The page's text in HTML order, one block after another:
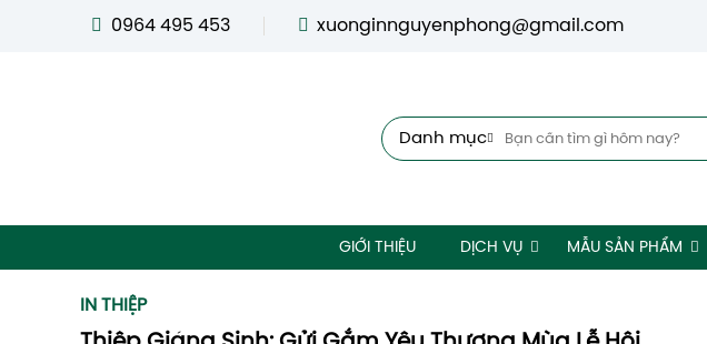
0964 495 453 xuonginnguyenphong@gmail.com
Danh mục
GIỚI THIỆU DỊCH VỤ MẪU SẢN PHẨM
IN THIỆP